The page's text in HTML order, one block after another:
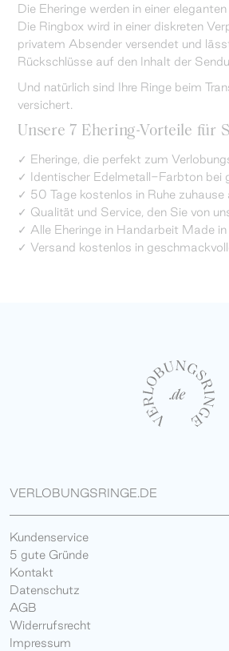
Die Eheringe werden in einer
Die Ringbox wird in einer diskreten
privatem Absender versendet und
Rückschlüsse auf den Inhalt der
Und natürlich sind Ihre Ringe beim
versichert.
Unsere 7 Ehering-Vorteile für
✓ Eheringe, die perfekt zum
✓ Identischer Edelmetall-Farbton bei
✓ 50 Tage kostenlos in Ruhe zuhause
✓ Qualität und Service, den Sie von
✓ Alle Eheringe in Handarbeit Made
✓ Versand kostenlos in
VERLOBUNGSRINGE.DE
Kundenservice
5 gute Gründe
Kontakt
Datenschutz
AGB
Widerrufsrecht
Impressum